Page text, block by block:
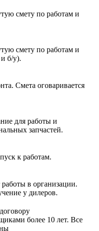
смету по работам и
смету по работам и
б/у).
Смета оговаривается
для работы и
запчастей.
к работам.
в организации.
у дилеров.
более 10 лет. Все